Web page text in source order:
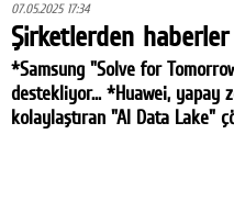
07.05.2025 17:34
Şirketlerden haberler
*Samsung "Solve for
destekliyor... *Huawei, yapay
kolaylaştıran "AI Data Lake"